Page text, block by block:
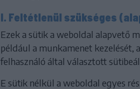
I. Feltétlenül szükséges
Ezek a sütik a weboldal alapvető
például a munkamenet kezelését,
felhasználó által választott
E sütik nélkül a weboldal egyes